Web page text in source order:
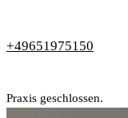
+49651975150
Praxis geschlossen.